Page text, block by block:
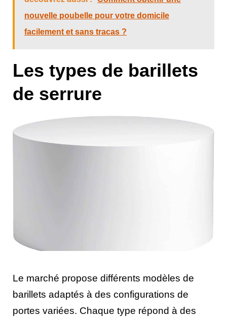
nouvelle poubelle pour votre domicile
facilement et sans tracas ?
Les types de barillets
de serrure
Le marché propose différents modèles de
barillets adaptés à des configurations de
portes variées. Chaque type répond à des